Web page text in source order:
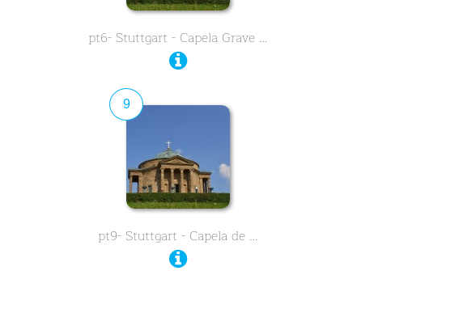
pt6- Stuttgart - Capela Grave …
9
pt9- Stuttgart - Capela de …